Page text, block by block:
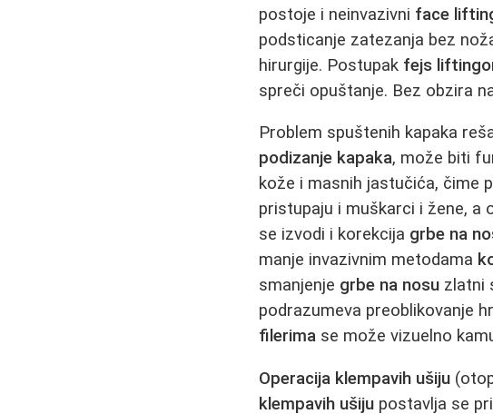
postoje i neinvazivni face
podsticanje zatezanja bez
hirurgije. Postupak fejs
spreči opuštanje. Bez obzira
Problem spuštenih kapaka
podizanje kapaka, može biti
kože i masnih jastučića, čime
pristupaju i muškarci i žene, a
se izvodi i korekcija grbe na
manje invazivnim metodama
smanjenje grbe na nosu zlatni
podrazumeva preoblikovanje
filerima se može vizuelno
Operacija klempavih ušiju
klempavih ušiju postavlja se